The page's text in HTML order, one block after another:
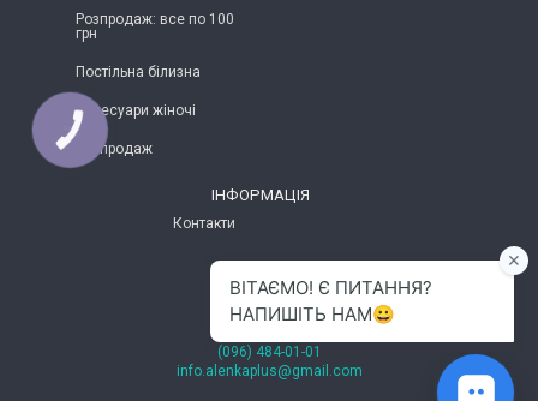
Розпродаж: все по 100
грн
Постільна білизна
Аксесуари жіночі
Розпродаж
ІНФОРМАЦІЯ
Контакти
(096) 484-01-01
info.alenkaplus@gmail.com
КНОПКА
ЗВ'ЯЗКУ